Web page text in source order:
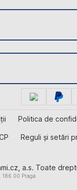
Politica de
Reguli și setări
a.s. Toate
186 00 Praga